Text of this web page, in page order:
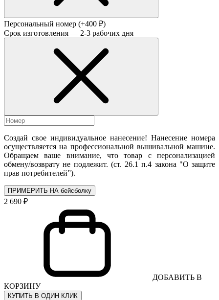
Персональный номер (+400 ₽)
Срок изготовления — 2-3 рабочих дня
Создай свое индивидуальное нанесение! Нанесение номера
осуществляется на профессиональной вышивальной машине.
Обращаем ваше внимание, что товар с персонализацией
обмену/возврату не подлежит. (ст. 26.1 п.4 закона "О защите
прав потребителей”).
ПРИМЕРИТЬ НА бейсболку
2 690 ₽
ДОБАВИТЬ В
КОРЗИНУ
КУПИТЬ В ОДИН КЛИК